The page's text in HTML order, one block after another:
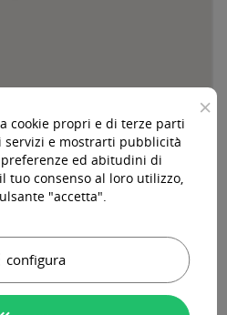
×
cookie propri e di terze parti
e mostrarti pubblicità
ed abitudini di
tuo consenso al loro utilizzo,
"accetta".
configura